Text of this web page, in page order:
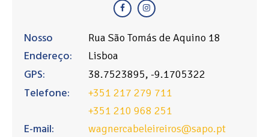
Nosso
Endereço:
Rua São Tomás de Aquino 18
Lisboa
GPS: 38.7523895, -9.1705322
Telefone:
+351 217 279 711
+351 210 968 251
E-mail: wagnercabeleireiros@sapo.pt